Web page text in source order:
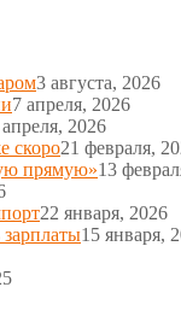
3 августа, 2026
7 апреля, 2026
2026
скоро21 февраля,
прямую»13
22 января, 2026
зарплаты15 января,